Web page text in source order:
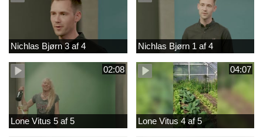
Nichlas Bjørn 3 af 4 Nichlas Bjørn 1 af 4
02:08
Lone Vitus 5 af 5
04:07
Lone Vitus 4 af 5